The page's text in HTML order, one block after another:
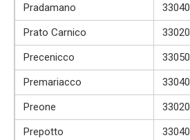
Pradamano
33040
Prato Carnico
33020
Precenicco
33050
Premariacco
33040
Preone
33020
Prepotto
33040